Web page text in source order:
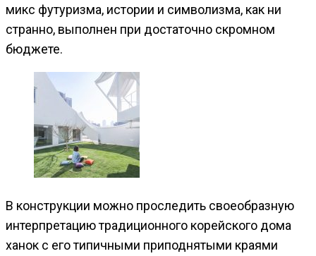
микс футуризма, истории и символизма, как ни
странно, выполнен при достаточно скромном
бюджете.
В конструкции можно проследить своеобразную
интерпретацию традиционного корейского дома
ханок с его типичными приподнятыми краями